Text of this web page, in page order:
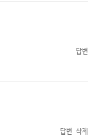
답변
답변 삭제